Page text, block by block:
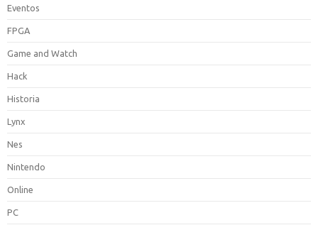
Eventos
FPGA
Game and Watch
Hack
Historia
Lynx
Nes
Nintendo
Online
PC